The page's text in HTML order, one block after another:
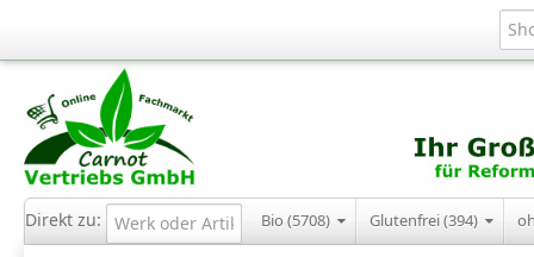
Direkt zu: Bio (5708) Glutenfrei (394)